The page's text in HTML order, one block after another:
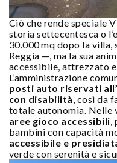
Ciò che rende speciale
storia settecentesca o
30.000 mq dopo la villa,
Reggia —, ma la sua
accessibile, attrezzato
L’amministrazione
posti auto riservati
con disabilità, così da
totale autonomia. Nelle
aree gioco accessibili,
bambini con capacità
accessibile e
verde con serenità e